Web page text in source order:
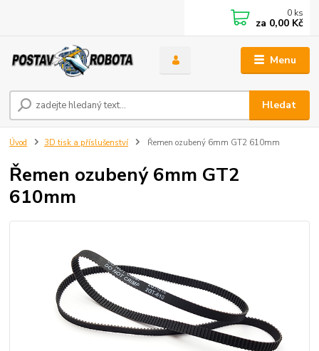
Menu
Hledat
0 ks
za 0,00 Kč
Úvod 3D tisk a příslušenství Řemen ozubený 6mm GT2 610mm
Řemen ozubený 6mm GT2
610mm